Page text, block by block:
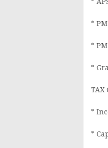
*
*
*
*
TAX
*
*